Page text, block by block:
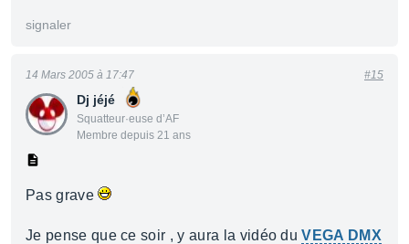
signaler
Dj jéjé
Squatteur·euse d’AF
Membre depuis 21 ans
14 Mars 2005 à 17:47 #15
Pas grave
Je pense que ce soir , y aura la vidéo duVEGA DMX